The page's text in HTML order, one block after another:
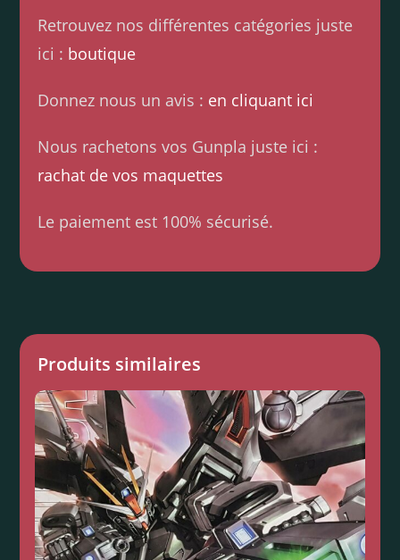
Retrouvez nos différentes catégories juste
ici : boutique
Donnez nous un avis : en cliquant ici
Nous rachetons vos Gunpla juste ici :
rachat de vos maquettes
Le paiement est 100% sécurisé.
Produits similaires